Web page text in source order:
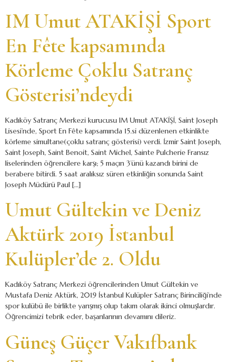
IM Umut ATAKİŞİ Sport
En Fête kapsamında
Körleme Çoklu Satranç
Gösterisi’ndeydi
Kadıköy Satranç Merkezi kurucusu IM Umut ATAKİŞİ, Saint Joseph
Lisesi’nde, Sport En Fête kapsamında 15.si düzenlenen etkinlikte
körleme simultane(çoklu satranç gösterisi) verdi. İzmir Saint Joseph,
Saint Joseph, Saint Benoit, Saint Michel, Sainte Pulcherie Fransız
liselerinden öğrencilere karşı; 5 maçın 3’ünü kazandı birini de
berabere bitirdi. 5 saat aralıksız süren etkinliğin sonunda Saint
Joseph Müdürü Paul […]
Umut Gültekin ve Deniz
Aktürk 2019 İstanbul
Kulüpler’de 2. Oldu
Kadıköy Satranç Merkezi öğrencilerinden Umut Gültekin ve
Mustafa Deniz Aktürk, 2019 İstanbul Kulüpler Satranç Birinciliği’nde
spor kulübü ile birlikte yarışmış olup takım olarak ikinci olmuşlardır.
Öğrencimizi tebrik eder, başarılarının devamını dileriz.
Güneş Güçer Vakıfbank